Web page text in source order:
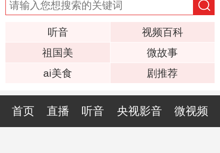
听音
视频百科
祖国美
微故事
ai美食
剧推荐
首页 直播 听音 央视影音 微视频